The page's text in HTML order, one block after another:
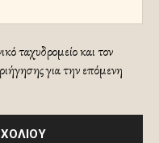
ταχυδρομείο και τον
για την επόμενη